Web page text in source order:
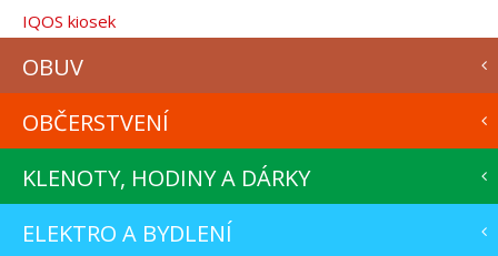
IQOS kiosek
OBUV
OBČERSTVENÍ
KLENOTY, HODINY A DÁRKY
ELEKTRO A BYDLENÍ